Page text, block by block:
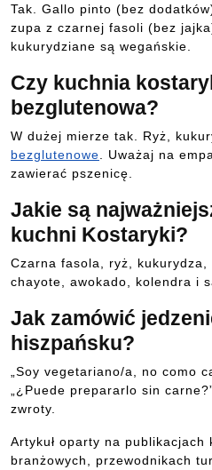
Tak. Gallo pinto (bez
zupa z czarnej fasoli (bez
kukurydziane są wegańskie.
Czy kuchnia
bezglutenowa?
W dużej mierze tak. Ryż,
bezglutenowe . Uważaj na
zawierać pszenicę.
Jakie są
kuchni Kostaryki?
Czarna fasola, ryż,
chayote, awokado, kolendra i
Jak zamówić
hiszpańsku?
„Soy vegetariano/a, no como
„¿Puede prepararlo sin
zwroty.
Artykuł oparty na publikacjach
branżowych, przewodnikach